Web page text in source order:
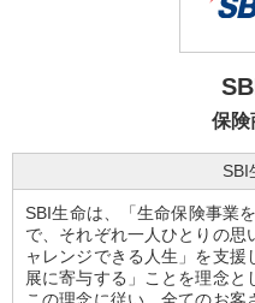
保険
SBI
SBI生命は、「生命保険事業
で、それぞれ一人ひとりの思
ャレンジできる人生」を支
展に寄与する」ことを理念と